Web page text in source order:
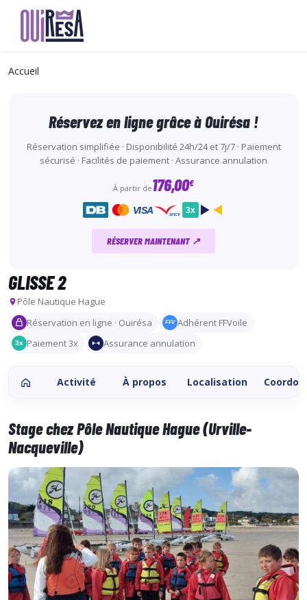
contenu
Accueil
GLISSE 2
Pôle Nautique Hague
Réservation en ligne · Ouirésa
FFV Adhérent FFVoile
3x Paiement 3x Assurance annulation
Activité À propos Localisation
Stage chez Pôle Nautique Hague (Urville-
Nacqueville)
Réservez en ligne grâce à Ouirésa !
Réservation simplifiée · Disponibilité 24h/24 et 7j/7 · Paiement
sécurisé · Facilités de paiement · Assurance annulation
À partir de176,00€
VISA ancv 3x
RÉSERVER MAINTENANT ↗